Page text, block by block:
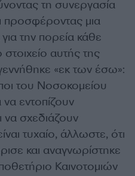
τη συνεργασία
προσφέροντας μια
την πορεία κάθε
αυτής της
«εκ των έσω»:
του Νοσοκομείου
εντοπίζουν
να σχεδιάζουν
τυχαίο, άλλωστε, ότι
και αναγνωρίστηκε
Καινοτομιών